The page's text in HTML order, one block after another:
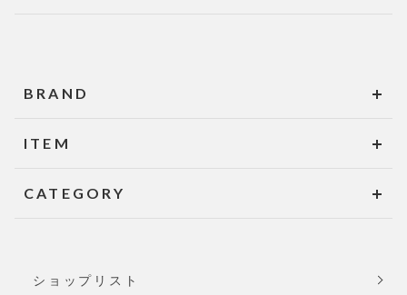
BRAND
ITEM
CATEGORY
ショップリスト